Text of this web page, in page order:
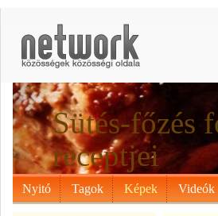
Sütés-főzés
receptjei
Nyitó Tagok Képek Videók